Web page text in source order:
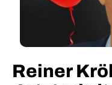
Reiner